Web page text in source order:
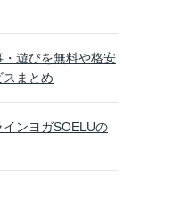
遊びを無料や格安
まとめ
ンヨガSOELUの